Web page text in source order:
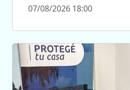
07/08/2026 18:00